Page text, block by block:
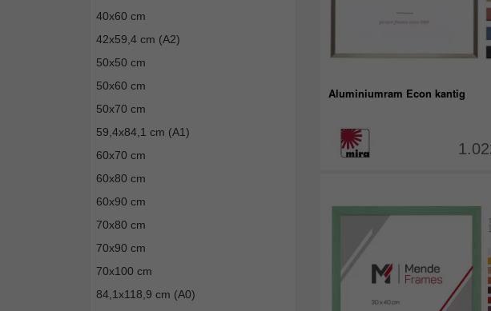
40x60 cm
42x59,4 cm (A2)
50x50 cm
50x60 cm
50x70 cm
59,4x84,1 cm (A1)
60x70 cm
60x80 cm
60x90 cm
70x80 cm
70x90 cm
70x100 cm
84,1x118,9 cm (A0)
Aluminiumram Econ kantig